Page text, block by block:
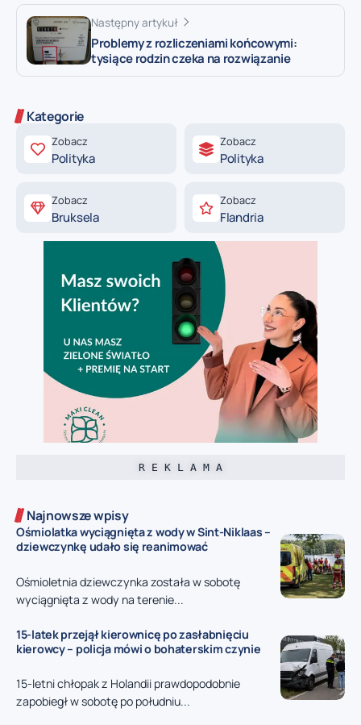
Następny artykuł
Problemy z rozliczeniami końcowymi:
tysiące rodzin czeka na rozwiązanie
Kategorie
Zobacz
Polityka
Zobacz
Polityka
Zobacz
Bruksela
Zobacz
Flandria
R E K L A M A
Najnowsze wpisy
Ośmiolatka wyciągnięta z wody w Sint-Niklaas –
dziewczynkę udało się reanimować
Ośmioletnia dziewczynka została w sobotę
wyciągnięta z wody na terenie...
15-latek przejął kierownicę po zasłabnięciu
kierowcy – policja mówi o bohaterskim czynie
15-letni chłopak z Holandii prawdopodobnie
zapobiegł w sobotę po południu...